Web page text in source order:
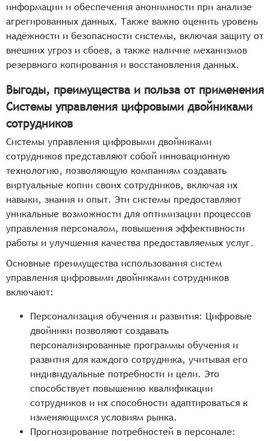
информации и обеспечения анонимности при анализе
агрегированных данных. Также важно оценить уровень
надёжности и безопасности системы, включая защиту от
внешних угроз и сбоев, а также наличие механизмов
резервного копирования и восстановления данных.
Выгоды, преимущества и польза от применения
Системы управления цифровыми двойниками
сотрудников
Системы управления цифровыми двойниками
сотрудников представляют собой инновационную
технологию, позволяющую компаниям создавать
виртуальные копии своих сотрудников, включая их
навыки, знания и опыт. Эти системы предоставляют
уникальные возможности для оптимизации процессов
управления персоналом, повышения эффективности
работы и улучшения качества предоставляемых услуг.
Основные преимущества использования систем
управления цифровыми двойниками сотрудников
включают:
Персонализация обучения и развития: Цифровые
двойники позволяют создавать
персонализированные программы обучения и
развития для каждого сотрудника, учитывая его
индивидуальные потребности и цели. Это
способствует повышению квалификации
сотрудников и их способности адаптироваться к
изменяющимся условиям рынка.
Прогнозирование потребностей в персонале: